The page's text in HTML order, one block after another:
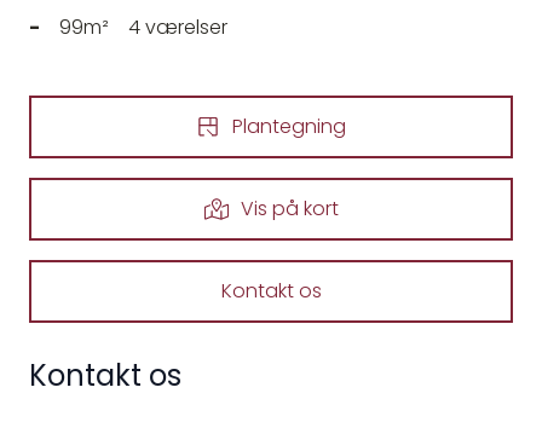
- 99m² 4 værelser
Plantegning
Vis på kort
Kontakt os
Kontakt os